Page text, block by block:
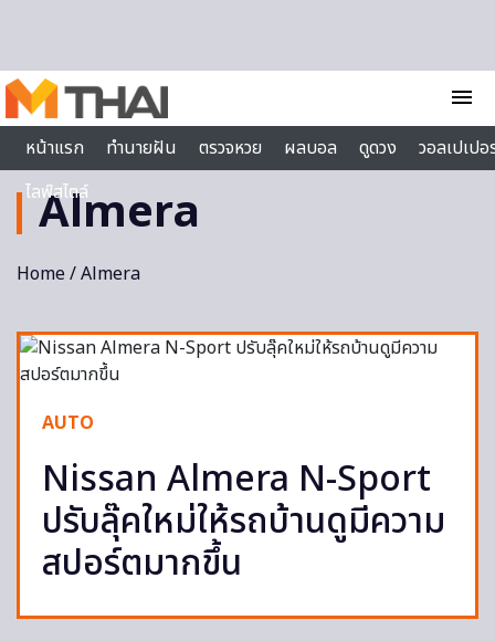
menu
หน้าแรก
ทำนายฝัน ตรวจหวย ผลบอล ดูดวง
วอลเปเป
ไลฟ์สไตล์
Almera
Home/ Almera
AUTO
Nissan Almera N-Sport
ปรับลุ๊คใหม่ให้รถบ้านดูมีความ
สปอร์ตมากขึ้น